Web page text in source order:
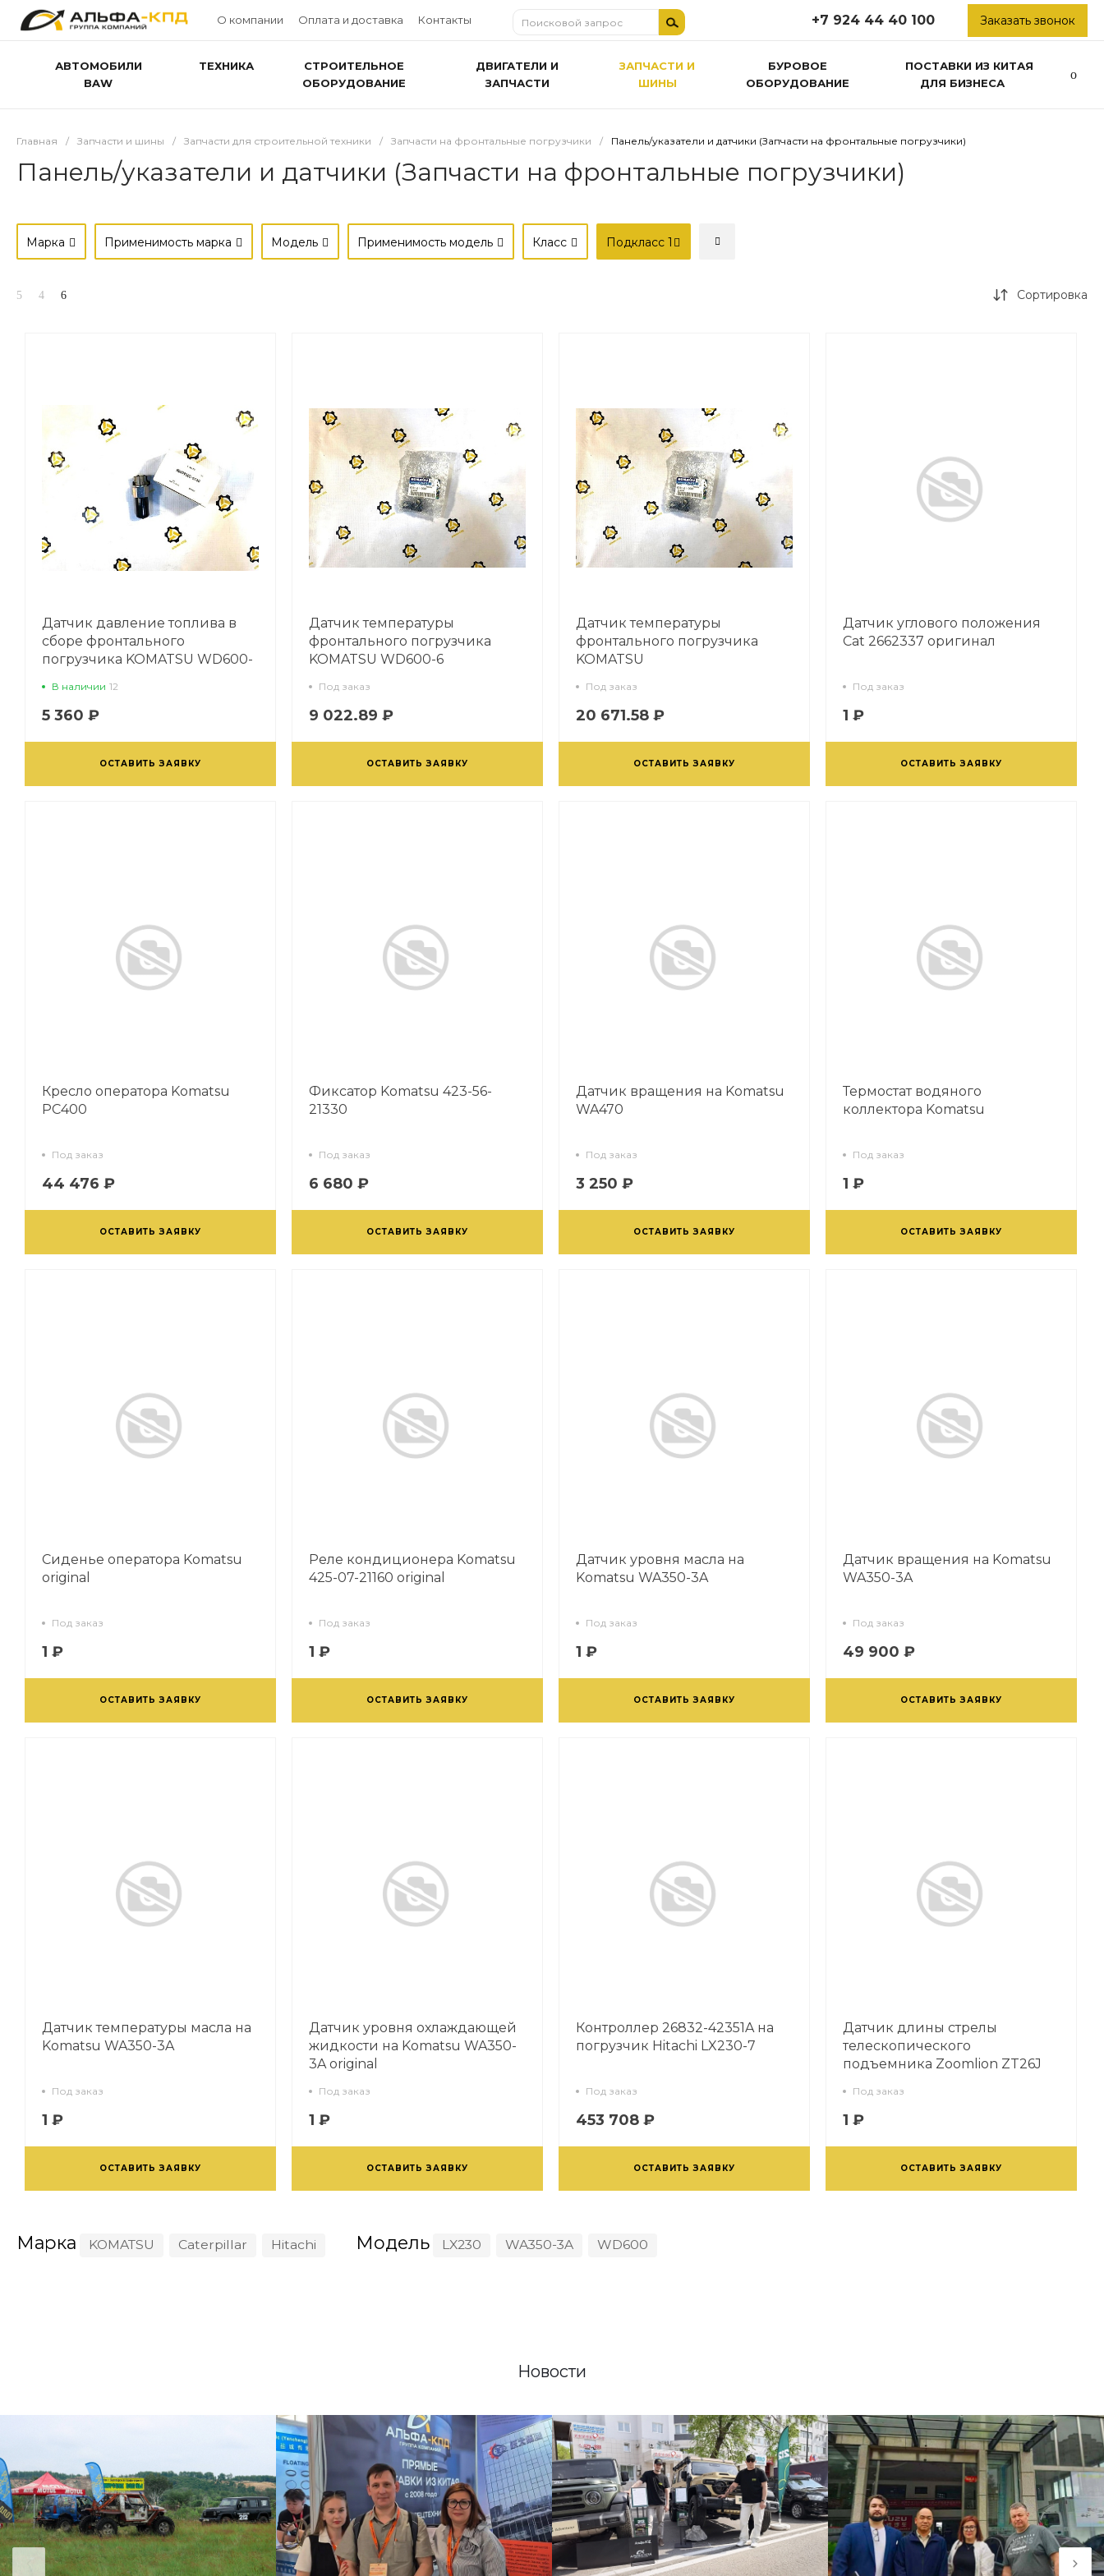
О компании Оплата и доставка Контакты +7 924 44 40 100 Заказать звонок
АВТОМОБИЛИ
BAW
ТЕХНИКА
СТРОИТЕЛЬНОЕ
ОБОРУДОВАНИЕ
ДВИГАТЕЛИ И
ЗАПЧАСТИ
ЗАПЧАСТИ И
ШИНЫ
БУРОВОЕ
ОБОРУДОВАНИЕ
ПОСТАВКИ ИЗ КИТАЯ
ДЛЯ БИЗНЕСА
Главная / Запчасти и шины / Запчасти для строительной техники / Запчасти на фронтальные погрузчики / Панель/указатели и датчики (Запчасти на фронтальные погрузчики)
Панель/указатели и датчики (Запчасти на фронтальные погрузчики)
Марка Применимость марка Модель Применимость модель Класс Подкласс 1
Сортировка
Датчик давление топлива в
сборе фронтального
погрузчика KOMATSU WD600-
В наличии 12
5 360 ₽
ОСТАВИТЬ ЗАЯВКУ
Датчик температуры
фронтального погрузчика
KOMATSU WD600-6
Под заказ
9 022.89 ₽
ОСТАВИТЬ ЗАЯВКУ
Датчик температуры
фронтального погрузчика
KOMATSU
Под заказ
20 671.58 ₽
ОСТАВИТЬ ЗАЯВКУ
Датчик углового положения
Cat 2662337 оригинал
Под заказ
1 ₽
ОСТАВИТЬ ЗАЯВКУ
Кресло оператора Komatsu
PC400
Под заказ
44 476 ₽
ОСТАВИТЬ ЗАЯВКУ
Фиксатор Komatsu 423-56-
21330
Под заказ
6 680 ₽
ОСТАВИТЬ ЗАЯВКУ
Датчик вращения на Komatsu
WA470
Под заказ
3 250 ₽
ОСТАВИТЬ ЗАЯВКУ
Термостат водяного
коллектора Komatsu
Под заказ
1 ₽
ОСТАВИТЬ ЗАЯВКУ
Сиденье оператора Komatsu
original
Под заказ
1 ₽
ОСТАВИТЬ ЗАЯВКУ
Реле кондиционера Komatsu
425-07-21160 original
Под заказ
1 ₽
ОСТАВИТЬ ЗАЯВКУ
Датчик уровня масла на
Komatsu WA350-3A
Под заказ
1 ₽
ОСТАВИТЬ ЗАЯВКУ
Датчик вращения на Komatsu
WA350-3A
Под заказ
49 900 ₽
ОСТАВИТЬ ЗАЯВКУ
Датчик температуры масла на
Komatsu WA350-3A
Под заказ
1 ₽
ОСТАВИТЬ ЗАЯВКУ
Датчик уровня охлаждающей
жидкости на Komatsu WA350-
3A original
Под заказ
1 ₽
ОСТАВИТЬ ЗАЯВКУ
Контроллер 26832-42351A на
погрузчик Hitachi LX230-7
Под заказ
453 708 ₽
ОСТАВИТЬ ЗАЯВКУ
Датчик длины стрелы
телескопического
подъемника Zoomlion ZT26J
Под заказ
1 ₽
ОСТАВИТЬ ЗАЯВКУ
Марка KOMATSU Caterpillar Hitachi Модель LX230 WA350-3A WD600
Новости